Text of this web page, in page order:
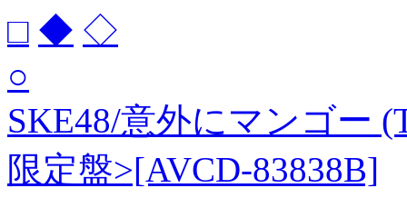
□ ◆ ◇
○
SKE48/意外にマンゴー
限定盤>[AVCD-83838B]